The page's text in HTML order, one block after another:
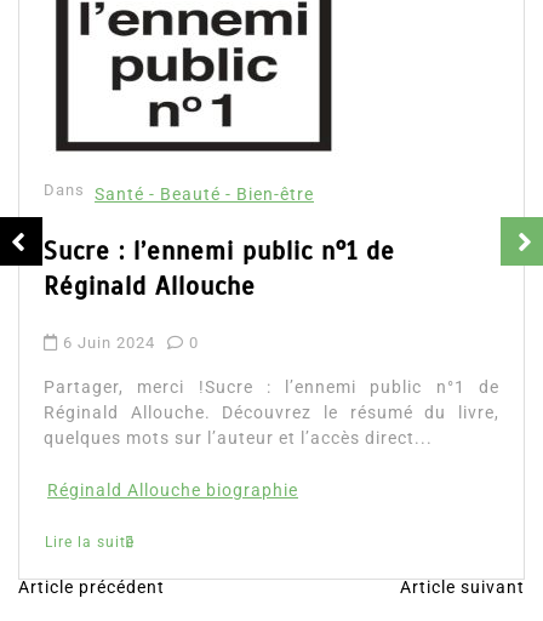
Dans Santé - Beauté - Bien-être
Sucre : l’ennemi public n°1 de
Réginald Allouche
6 Juin 2024 0
Partager, merci !Sucre : l’ennemi public n°1 de
Réginald Allouche. Découvrez le résumé du livre,
quelques mots sur l’auteur et l’accès direct...
Réginald Allouche biographie
Lire la suite
N
Article précédent Article suivant